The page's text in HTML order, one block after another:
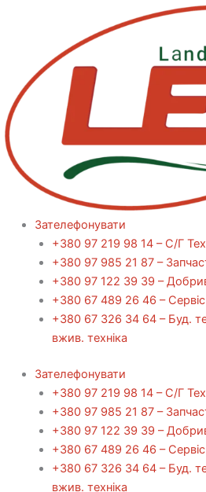
Зателефонувати
+380 97 219 98 14 – С/Г
+380 97 985 21 87 –
+380 97 122 39 39 –
+380 67 489 26 46 –
+380 67 326 34 64 – Буд.
вжив. техніка
Зателефонувати
+380 97 219 98 14 – С/Г
+380 97 985 21 87 –
+380 97 122 39 39 –
+380 67 489 26 46 –
+380 67 326 34 64 – Буд.
вжив. техніка